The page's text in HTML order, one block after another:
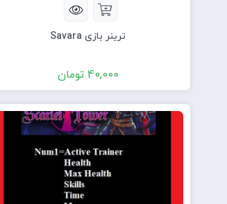
ترینر بازی Savara
40,000 تومان